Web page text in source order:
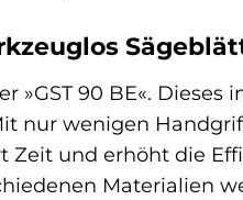
»GST 90 BE«.
nur wenigen
und erhöht die
Materialien